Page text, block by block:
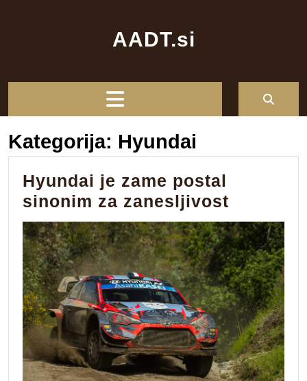
AADT.si
Kategorija: Hyundai
Hyundai je zame postal
sinonim za zanesljivost
je
zame
postal
sinonim
za